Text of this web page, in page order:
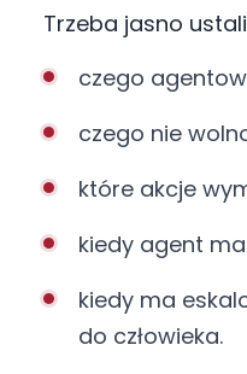
Trzeba jasno
czego
czego nie
które akcje
kiedy agent
kiedy ma
do człowieka.